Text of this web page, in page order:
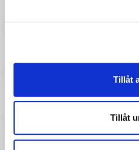
Tillåt
Tillåt
Trendhaus - DREAMLAND
Pencil & Eraser, 4 assorted